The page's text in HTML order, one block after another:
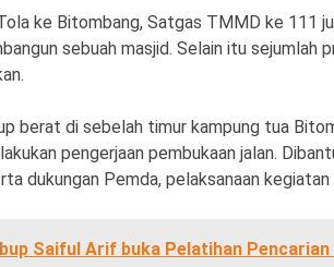
ke Bitombang, Satgas TMMD ke 111
sebuah masjid. Selain itu sejumlah
berat di sebelah timur kampung tua
pengerjaan pembukaan jalan.
dukungan Pemda, pelaksanaan kegiatan
Saiful Arif buka Pelatihan